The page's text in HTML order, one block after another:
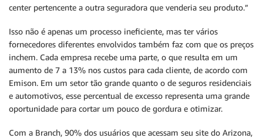
center pertencente a outra seguradora que venderia seu produto.”
Isso não é apenas um processo ineficiente, mas ter vários
fornecedores diferentes envolvidos também faz com que os preços
inchem. Cada empresa recebe uma parte, o que resulta em um
aumento de 7 a 13% nos custos para cada cliente, de acordo com
Emison. Em um setor tão grande quanto o de seguros residenciais
e automotivos, esse percentual de excesso representa uma grande
oportunidade para cortar um pouco de gordura e otimizar.
Com a Branch, 90% dos usuários que acessam seu site do Arizona,